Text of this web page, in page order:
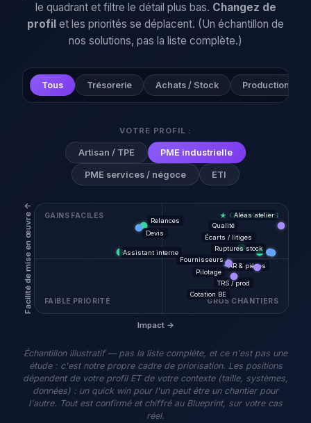
le quadrant et filtre le détail plus bas. Changez de
profil et les priorités se déplacent. (Un échantillon de
nos solutions, pas la liste complète.)
Tous Trésorerie Achats / Stock Production
VOTRE PROFIL :
Artisan / TPE PME industrielle
PME services / négoce ETI
Facilité de mise en œuvre ↑ ★ QUICK WINS
GAINS FACILES
GROS CHANTIERS
FAIBLE PRIORITÉ
Relances
Devis
Aléas atelier
Qualité
Écarts / litiges
Ruptures stock
AR & pièces
Assistant interne
Fournisseurs
Pilotage
TRS / prod
Cotation BE
Impact →
Échantillon illustratif — pas la liste complète, et ce n'est pas une
étude : c'est notre propre cadre de priorisation. Les positions
dépendent de votre profil ET de votre contexte (taille, systèmes,
données) : un quick win pour l'un peut être un chantier pour
l'autre. Tout est confirmé et chiffré au Blueprint, sur votre cas
réel.